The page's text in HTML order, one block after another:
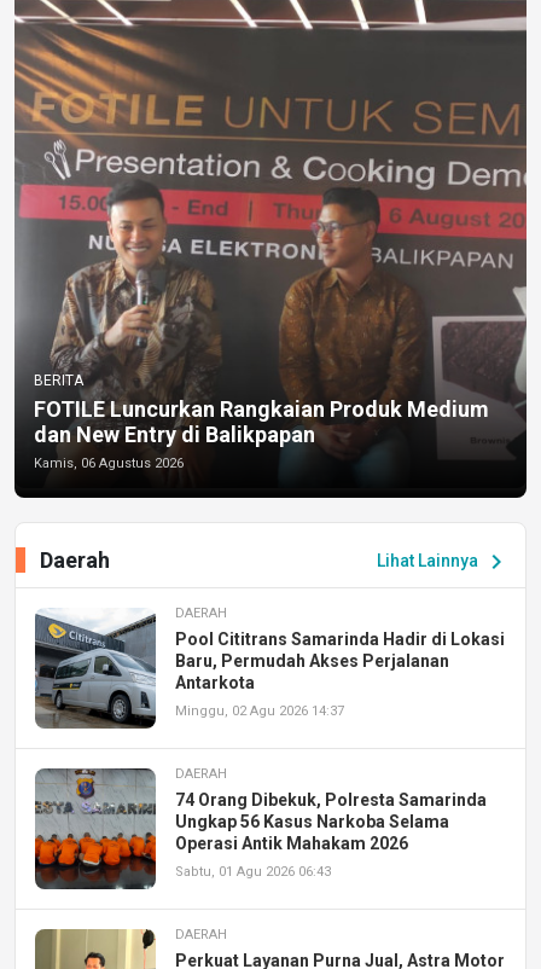
BERITA
FOTILE Luncurkan Rangkaian Produk Medium
dan New Entry di Balikpapan
Kamis, 06 Agustus 2026
Lihat Lainnya chevron_right
Daerah
DAERAH
Pool Cititrans Samarinda Hadir di Lokasi
Baru, Permudah Akses Perjalanan
Antarkota
Minggu, 02 Agu 2026 14:37
DAERAH
74 Orang Dibekuk, Polresta Samarinda
Ungkap 56 Kasus Narkoba Selama
Operasi Antik Mahakam 2026
Sabtu, 01 Agu 2026 06:43
DAERAH
Perkuat Layanan Purna Jual, Astra Motor